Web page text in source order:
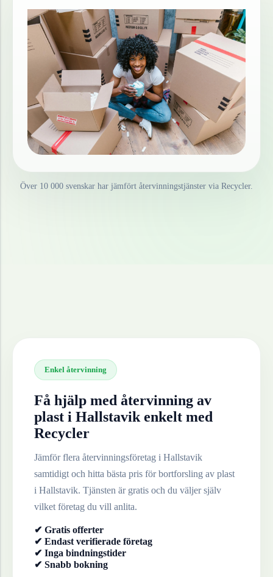
Över 10 000 svenskar har jämfört återvinningstjänster via Recycler.
Enkel återvinning
Få hjälp med återvinning av
plast i Hallstavik enkelt med
Recycler
Jämför flera återvinningsföretag i Hallstavik
samtidigt och hitta bästa pris för bortforsling av plast
i Hallstavik. Tjänsten är gratis och du väljer själv
vilket företag du vill anlita.
✔ Gratis offerter
✔ Endast verifierade företag
✔ Inga bindningstider
✔ Snabb bokning